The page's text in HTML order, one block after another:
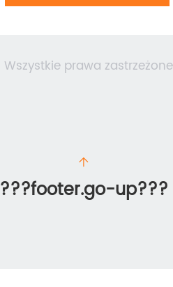
Wszystkie prawa
???footer.go-up???